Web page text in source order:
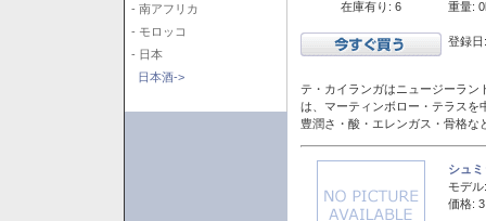
- 南アフリカ
- モロッコ
- 日本
日本酒->
在庫有り: 6 重量:
登録
テ・カイランガはニュージーラン
は、マーティンボロー・テラスを
豊潤さ・酸・エレンガス・骨格
シュ
モデル:
価格: